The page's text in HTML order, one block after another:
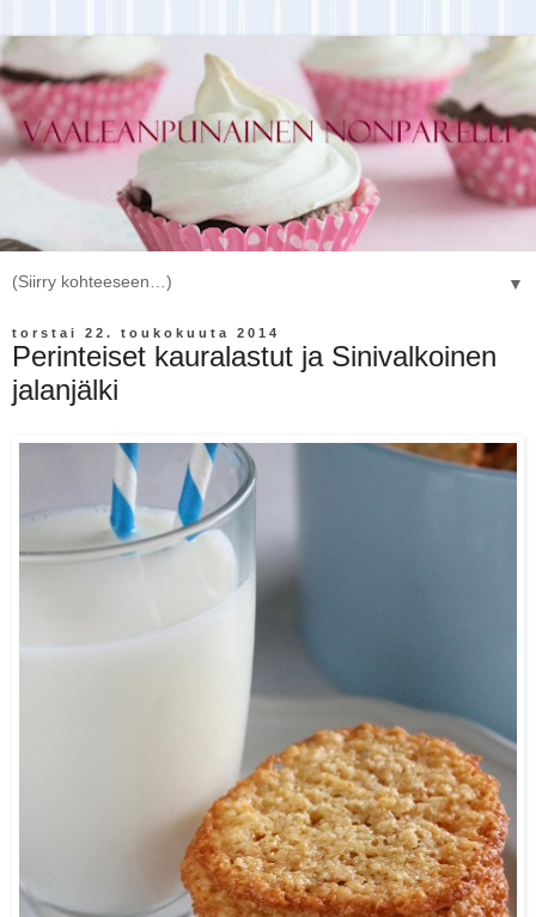
▼
torstai 22. toukokuuta 2014
Perinteiset kauralastut ja Sinivalkoinen
jalanjälki